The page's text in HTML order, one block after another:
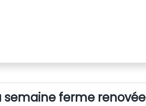
semaine ferme renovée